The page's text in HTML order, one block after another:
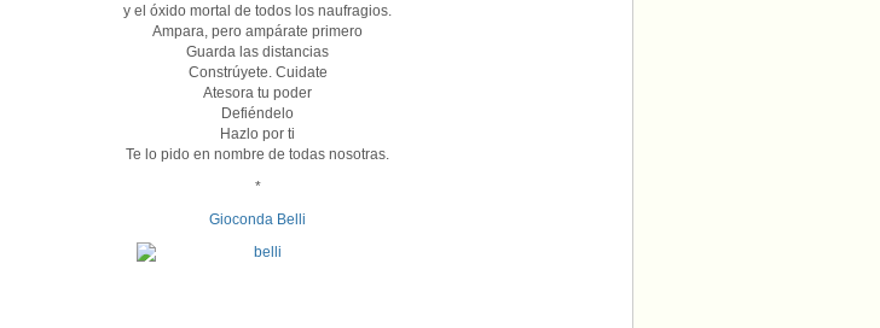
y el óxido mortal de todos los naufragios.
Ampara, pero ampárate primero
Guarda las distancias
Constrúyete. Cuidate
Atesora tu poder
Defiéndelo
Hazlo por ti
Te lo pido en nombre de todas nosotras.
*
Gioconda Belli